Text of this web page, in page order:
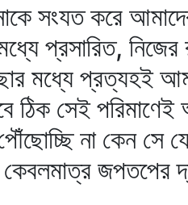
সংযত করে
মধ্যে প্রসারিত,
মধ্যে প্রত্যহই
ঠিক সেই
না কেন
কেবলমাত্র জপতপের